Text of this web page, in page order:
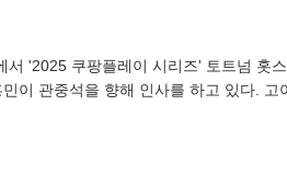
'2025 쿠팡플레이 시리즈' 토트넘 홋
이 관중석을 향해 인사를 하고 있다. 고